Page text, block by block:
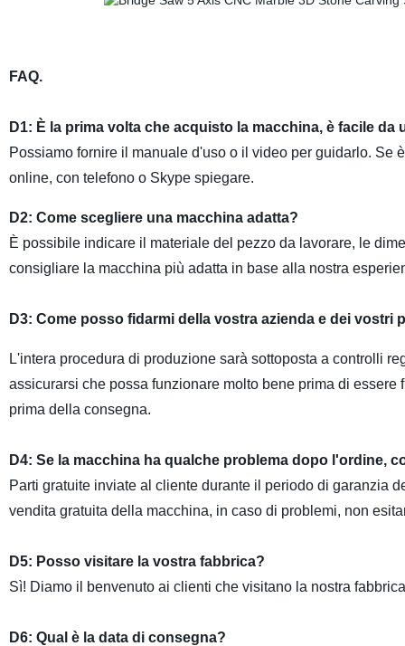
FAQ.
D1: È la prima volta che acquisto la macchina, è facile da
Possiamo fornire il manuale d'uso o il video per guidarlo. Se
online, con telefono o Skype spiegare.
D2: Come scegliere una macchina adatta?
È possibile indicare il materiale del pezzo da lavorare, le
consigliare la macchina più adatta in base alla nostra
D3: Come posso fidarmi della vostra azienda e dei
L'intera procedura di produzione sarà sottoposta a controlli
assicurarsi che possa funzionare molto bene prima di
prima della consegna.
D4: Se la macchina ha qualche problema dopo l'ordine,
Parti gratuite inviate al cliente durante il periodo di garanzia
vendita gratuita della macchina, in caso di problemi, non
D5: Posso visitare la vostra fabbrica?
Sì! Diamo il benvenuto ai clienti che visitano la nostra
D6: Qual è la data di consegna?